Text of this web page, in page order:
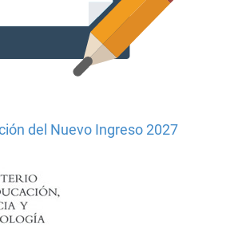
del Nuevo Ingreso 2027